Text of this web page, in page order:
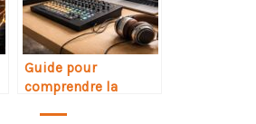
Guide pour
comprendre la